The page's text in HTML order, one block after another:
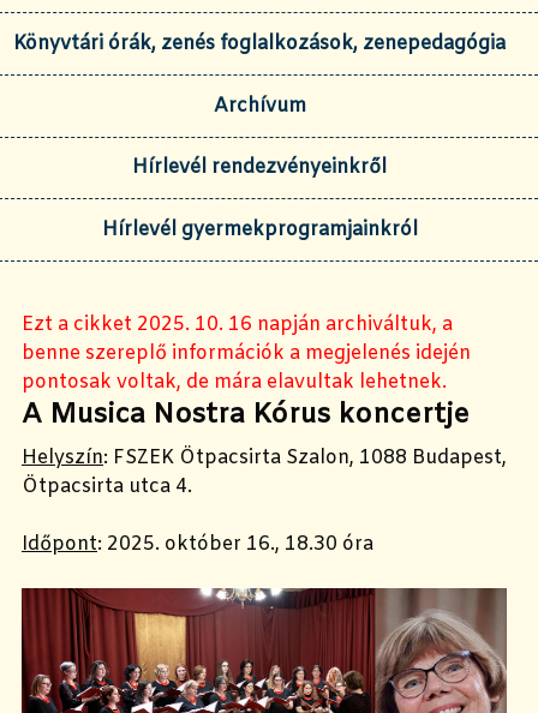
Könyvtári órák, zenés foglalkozások, zenepedagógia
Archívum
Hírlevél rendezvényeinkről
Hírlevél gyermekprogramjainkról
Ezt a cikket 2025. 10. 16 napján archiváltuk, a
benne szereplő információk a megjelenés idején
pontosak voltak, de mára elavultak lehetnek.
A Musica Nostra Kórus koncertje
Helyszín: FSZEK Ötpacsirta Szalon, 1088 Budapest,
Ötpacsirta utca 4.
Időpont: 2025. október 16., 18.30 óra